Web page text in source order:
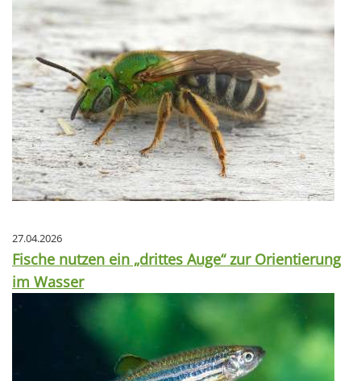
27.04.2026
Fische nutzen ein „drittes Auge“ zur Orientierung
im Wasser